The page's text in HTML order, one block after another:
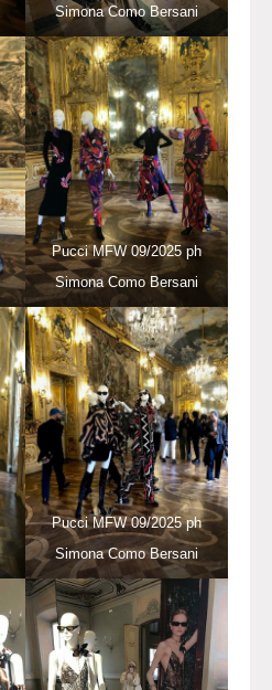
Simona Como Bersani
Pucci MFW 09/2025 ph
Simona Como Bersani
Pucci MFW 09/2025 ph
Simona Como Bersani